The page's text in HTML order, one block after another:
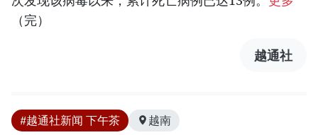
（完）
越通社
#越通社新闻 下午茶 越南